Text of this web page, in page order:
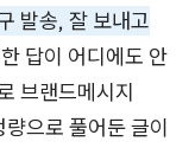
발송, 잘 보내고
답이 어디에도 안
브랜드메시지
으로 풀어둔 글이